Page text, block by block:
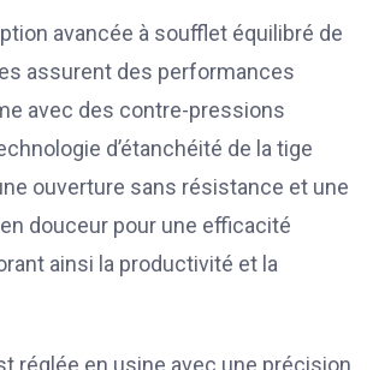
avancée à soufflet équilibré de
assurent des performances
avec des contre-pressions
d’étanchéité de la tige
ouverture sans résistance et une
douceur pour une efficacité
ainsi la productivité et la
réglée en usine avec une précision